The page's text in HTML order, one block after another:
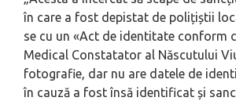
în care a fost depistat de polițiștii
se cu un «Act de identitate conform
Medical Constatator al Născutului
fotografie, dar nu are datele de
în cauză a fost însă identificat și